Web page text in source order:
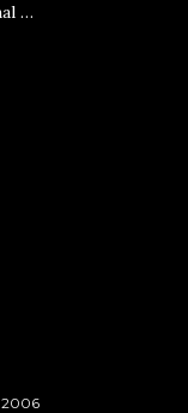
…
2006